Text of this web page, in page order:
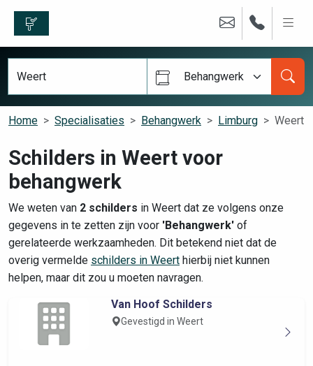
Behangwerk
Home Specialisaties Behangwerk Limburg Weert
Schilders in Weert voor
behangwerk
We weten van 2 schilders in Weert dat ze volgens onze
gegevens in te zetten zijn voor 'Behangwerk' of
gerelateerde werkzaamheden. Dit betekend niet dat de
overig vermelde schilders in Weert hierbij niet kunnen
helpen, maar dit zou u moeten navragen.
Van Hoof Schilders
Gevestigd in Weert